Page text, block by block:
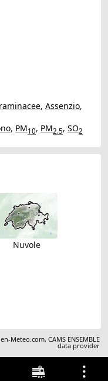
, Assenzio,
, PM10, PM2.5, SO2
Nuvole
Meteo.com,CAMS ENSEMBLE
data provider